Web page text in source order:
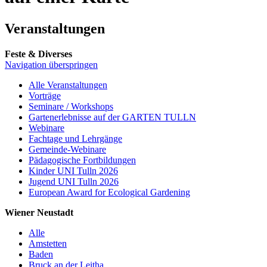
Veranstaltungen
Feste & Diverses
Navigation überspringen
Alle Veranstaltungen
Vorträge
Seminare / Workshops
Gartenerlebnisse auf der GARTEN TULLN
Webinare
Fachtage und Lehrgänge
Gemeinde-Webinare
Pädagogische Fortbildungen
Kinder UNI Tulln 2026
Jugend UNI Tulln 2026
European Award for Ecological Gardening
Wiener Neustadt
Alle
Amstetten
Baden
Bruck an der Leitha